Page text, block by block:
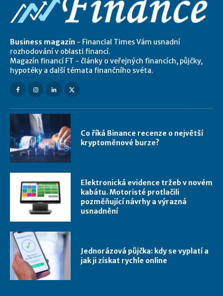
Business magazín - Financial Times Vám usnadní
rozhodování v oblasti financí.
Magazín financí FT - články o veřejných financích, půjčky,
hypotéky a další témata finančního svéta.
Co říká Binance recenze o největší
kryptoměnové burze?
Elektronická evidence tržeb v novém
kabátu. Motoristé protlačili
pozměňující návrhy a výrazná
usnadnění
Jednorázová půjčka: kdy se vyplatí a
jak ji získat rychle online